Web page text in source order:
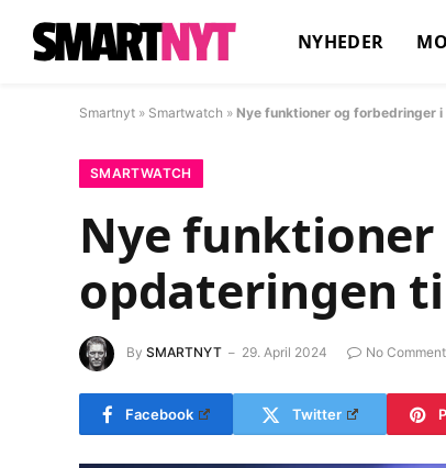
NYHEDER
Smartnyt » Smartwatch » Nye funktioner og forbedringer
SMARTWATCH
Nye funktioner
opdateringen
By SMARTNYT 29. April 2024 No
Facebook Twitter